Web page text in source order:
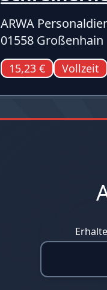
ARWA
01558 Großenhain
15,23 € Vollzeit